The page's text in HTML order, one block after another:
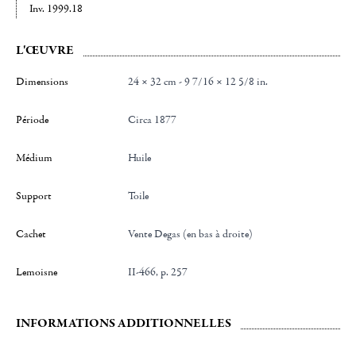
Inv. 1999.18
L'ŒUVRE
Dimensions 24 × 32 cm - 9 7/16 × 12 5/8 in.
Période Circa 1877
Médium Huile
Support Toile
Cachet Vente Degas (en bas à droite)
Lemoisne II-466, p. 257
INFORMATIONS ADDITIONNELLES